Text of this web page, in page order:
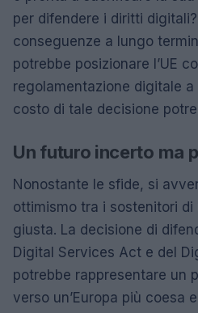
per difendere i diritti
conseguenze a lungo
potrebbe posizionare l’UE
regolamentazione digitale a
costo di tale decisione
Un futuro incerto ma
Nonostante le sfide, si
ottimismo tra i sostenitori
giusta. La decisione di
Digital Services Act e del
potrebbe rappresentare un
verso un’Europa più coesa